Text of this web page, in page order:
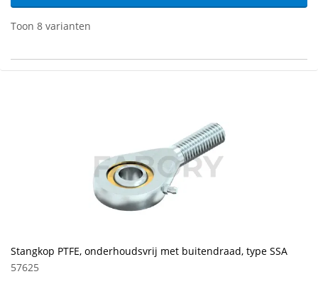
Toon 8 varianten
Stangkop PTFE, onderhoudsvrij met buitendraad, type SSA
57625